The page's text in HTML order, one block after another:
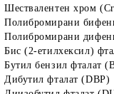
Шествалентен хром
Полибромирани
Полибромирани
Бис (2-етилхексил)
Бутил бензил фталат
Дибутил фталат (DBP)